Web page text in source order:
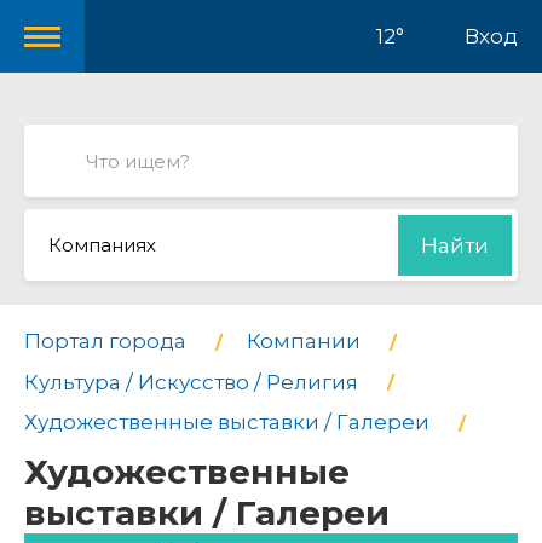
12° Вход
Компаниях Найти
Портал города
Компании
Культура / Искусство / Религия
Художественные выставки / Галереи
Художественные
выставки / Галереи